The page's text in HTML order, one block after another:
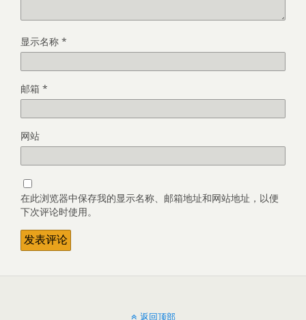
显示名称 *
邮箱 *
网站
在此浏览器中保存我的显示名称、邮箱地址和网站地址，以便
下次评论时使用。
返回顶部